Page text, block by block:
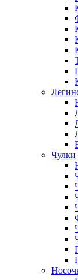
Чулки